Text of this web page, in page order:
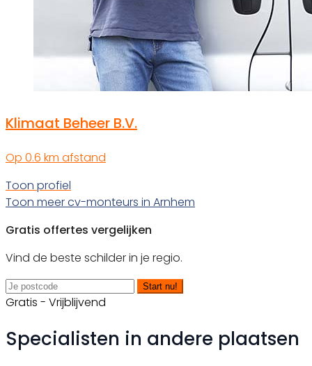
Klimaat Beheer B.V.
Op 0.6 km afstand
Toon profiel
Toon meer cv-monteurs in Arnhem
Gratis offertes vergelijken
Vind de beste schilder in je regio.
Start nu!
Gratis - Vrijblijvend
Specialisten in andere plaatsen